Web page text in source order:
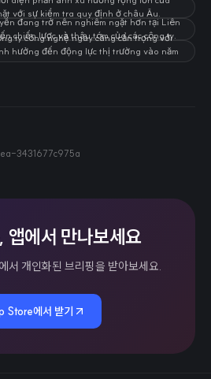
với sự kiểm tra quy định ở châu Âu.
đang trở nên nghiêm ngặt hơn tại Liên
chiến lược và thâu tóm của các công ty.
ty công nghệ ngày càng cẩn trọng với
hưởng đến động lực thị trường vào năm
3431677c975a
앱에서 만나보세요
서 개인화된 브리핑을 받아보세요.
Store에서 받기